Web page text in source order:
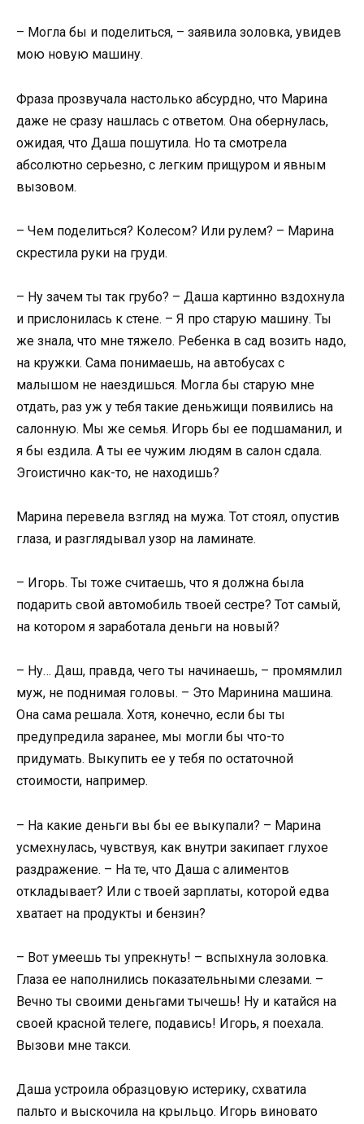
– Могла бы и поделиться, – заявила золовка, увидев
мою новую машину.
Фраза прозвучала настолько абсурдно, что Марина
даже не сразу нашлась с ответом. Она обернулась,
ожидая, что Даша пошутила. Но та смотрела
абсолютно серьезно, с легким прищуром и явным
вызовом.
– Чем поделиться? Колесом? Или рулем? – Марина
скрестила руки на груди.
– Ну зачем ты так грубо? – Даша картинно вздохнула
и прислонилась к стене. – Я про старую машину. Ты
же знала, что мне тяжело. Ребенка в сад возить надо,
на кружки. Сама понимаешь, на автобусах с
малышом не наездишься. Могла бы старую мне
отдать, раз уж у тебя такие деньжищи появились на
салонную. Мы же семья. Игорь бы ее подшаманил, и
я бы ездила. А ты ее чужим людям в салон сдала.
Эгоистично как-то, не находишь?
Марина перевела взгляд на мужа. Тот стоял, опустив
глаза, и разглядывал узор на ламинате.
– Игорь. Ты тоже считаешь, что я должна была
подарить свой автомобиль твоей сестре? Тот самый,
на котором я заработала деньги на новый?
– Ну… Даш, правда, чего ты начинаешь, – промямлил
муж, не поднимая головы. – Это Маринина машина.
Она сама решала. Хотя, конечно, если бы ты
предупредила заранее, мы могли бы что-то
придумать. Выкупить ее у тебя по остаточной
стоимости, например.
– На какие деньги вы бы ее выкупали? – Марина
усмехнулась, чувствуя, как внутри закипает глухое
раздражение. – На те, что Даша с алиментов
откладывает? Или с твоей зарплаты, которой едва
хватает на продукты и бензин?
– Вот умеешь ты упрекнуть! – вспыхнула золовка.
Глаза ее наполнились показательными слезами. –
Вечно ты своими деньгами тычешь! Ну и катайся на
своей красной телеге, подавись! Игорь, я поехала.
Вызови мне такси.
Даша устроила образцовую истерику, схватила
пальто и выскочила на крыльцо. Игорь виновато